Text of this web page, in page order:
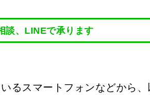
談、LINEで承ります
るスマートフォンなどから